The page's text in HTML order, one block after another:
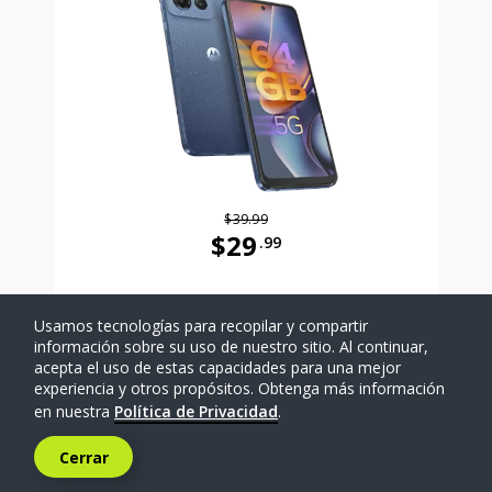
$39.99
$29 .99
SELECCIONAR TELÉFONO
Comparar
Usamos tecnologías para recopilar y compartir
información sobre su uso de nuestro sitio. Al continuar,
acepta el uso de estas capacidades para una mejor
experiencia y otros propósitos. Obtenga más información
en nuestra Política de Privacidad.
Cerrar